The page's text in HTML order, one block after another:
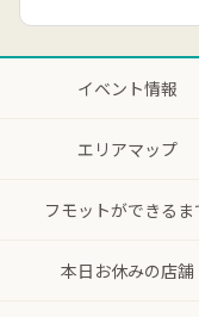
イベント情報
エリアマップ
フモットができるま
本日お休みの店舗